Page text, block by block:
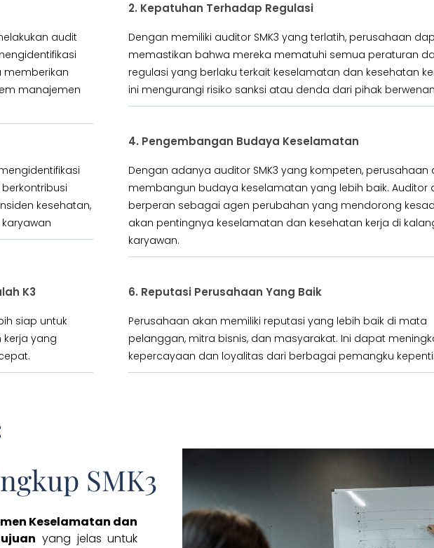
audit
memberikan
manajemen
2. Kepatuhan Terhadap Regulasi
Dengan memiliki auditor SMK3 yang terlatih, perusahaan
memastikan bahwa mereka mematuhi semua peraturan
regulasi yang berlaku terkait keselamatan dan kesehatan
ini mengurangi risiko sanksi atau denda dari pihak
kesehatan,
4. Pengembangan Budaya Keselamatan
Dengan adanya auditor SMK3 yang kompeten, perusahaan
membangun budaya keselamatan yang lebih baik. Auditor
berperan sebagai agen perubahan yang mendorong
akan pentingnya keselamatan dan kesehatan kerja di
karyawan.
K3
siap untuk
yang
6. Reputasi Perusahaan Yang Baik
Perusahaan akan memiliki reputasi yang lebih baik di mata
pelanggan, mitra bisnis, dan masyarakat. Ini dapat
kepercayaan dan loyalitas dari berbagai pemangku
SMK3
Keselamatan dan
yang jelas untuk